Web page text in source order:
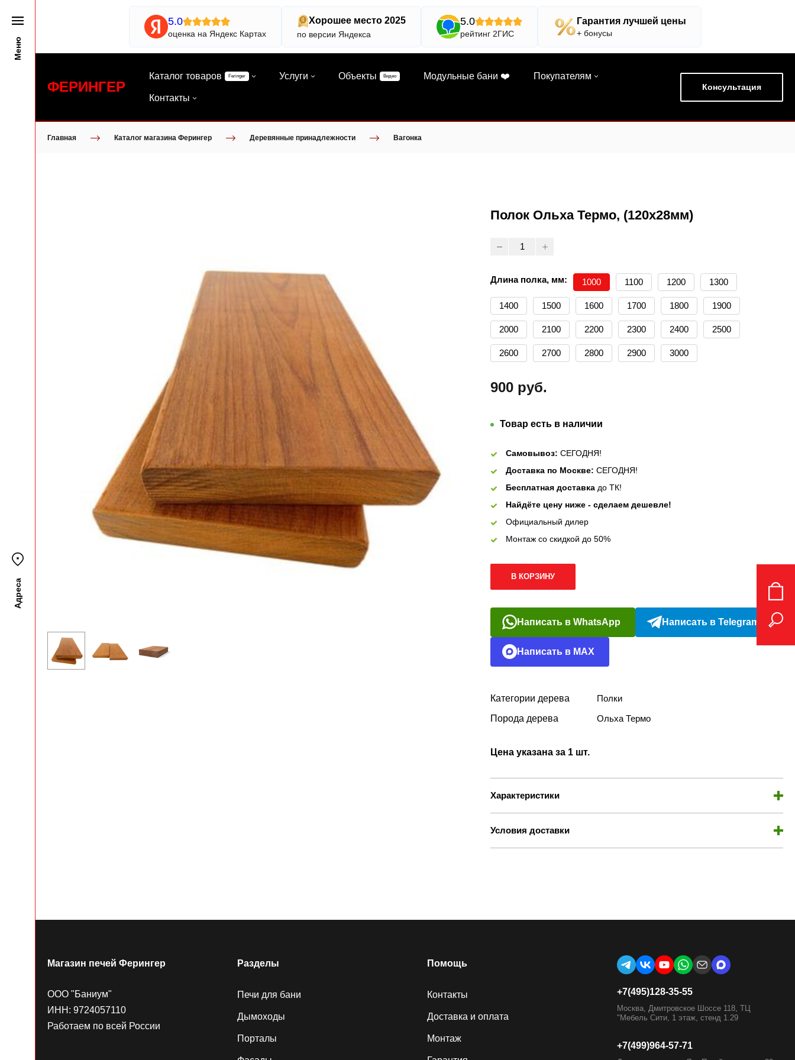
Меню
Адреса
5.0
оценка на Яндекс Картах
Хорошее место 2025
по версии Яндекса
5.0
рейтинг 2ГИС
Гарантия лучшей цены
+ бонусы
ФЕРИНГЕР
Каталог товаров Feringer Услуги Объекты Видео Модульные бани ❤️ Покупателям
Контакты
Консультация
Главная Каталог магазина Ферингер Деревянные принадлежности Вагонка
Полок Ольха Термо, (120х28мм)
Длина полка, мм: 1000 1100 1200 1300
1400 1500 1600 1700 1800 1900
2000 2100 2200 2300 2400 2500
2600 2700 2800 2900 3000
900 руб.
Товар есть в наличии
Самовывоз: СЕГОДНЯ!
Доставка по Москве: СЕГОДНЯ!
Бесплатная доставка до ТК!
Найдёте цену ниже - сделаем дешевле!
Официальный дилер
Монтаж со скидкой до 50%
В КОРЗИНУ
Написать в WhatsApp Написать в Telegram
Написать в MAX
Категории дерева
Полки
Порода дерева
Ольха Термо
Цена указана за 1 шт.
Характеристики
Условия доставки
Магазин печей Ферингер
ООО "Баниум"
ИНН: 9724057110
Работаем по всей России
Разделы
Печи для бани
Дымоходы
Порталы
Помощь
Контакты
Доставка и оплата
Монтаж
+7(495)128-35-55
Москва, Дмитровское Шоссе 118, ТЦ
"Мебель Сити, 1 этаж, стенд 1.29
+7(499)964-57-71